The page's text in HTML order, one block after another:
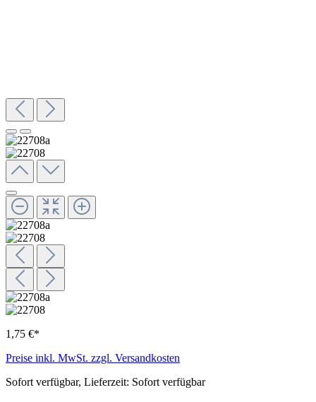
1,75 €*
Preise inkl. MwSt. zzgl. Versandkosten
Sofort verfügbar, Lieferzeit: Sofort verfügbar